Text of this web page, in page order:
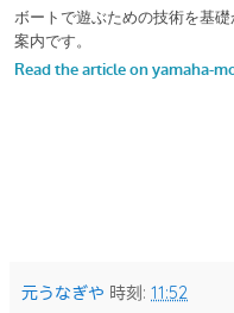
元うなぎや 時刻: 11:52